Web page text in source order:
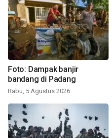
Foto: Dampak banjir
bandang di Padang
Rabu, 5 Agustus 2026